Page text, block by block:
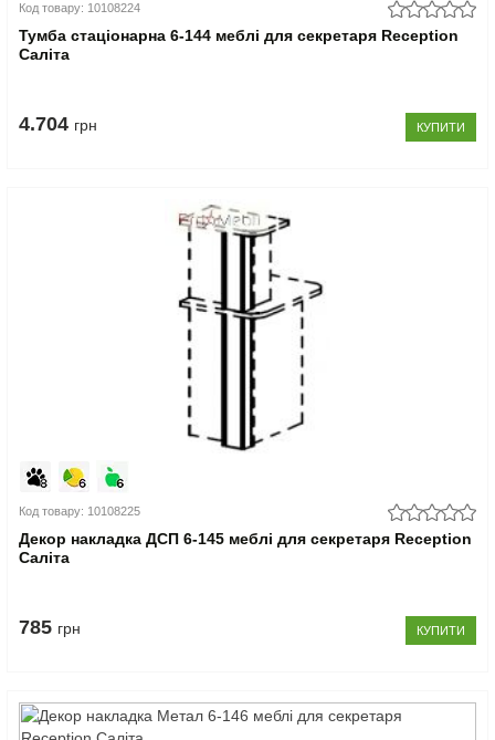
Код товару: 10108224
Тумба стаціонарна 6-144 меблі для секретаря Reception
Саліта
4.704 грн КУПИТИ
Код товару: 10108225
Декор накладка ДСП 6-145 меблі для секретаря Reception
Саліта
785 грн КУПИТИ